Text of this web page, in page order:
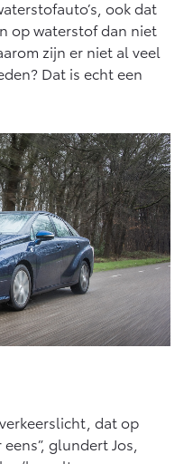
ook dat
op waterstof dan niet
zijn er niet al veel
Dat is echt een
dat op
glundert Jos,